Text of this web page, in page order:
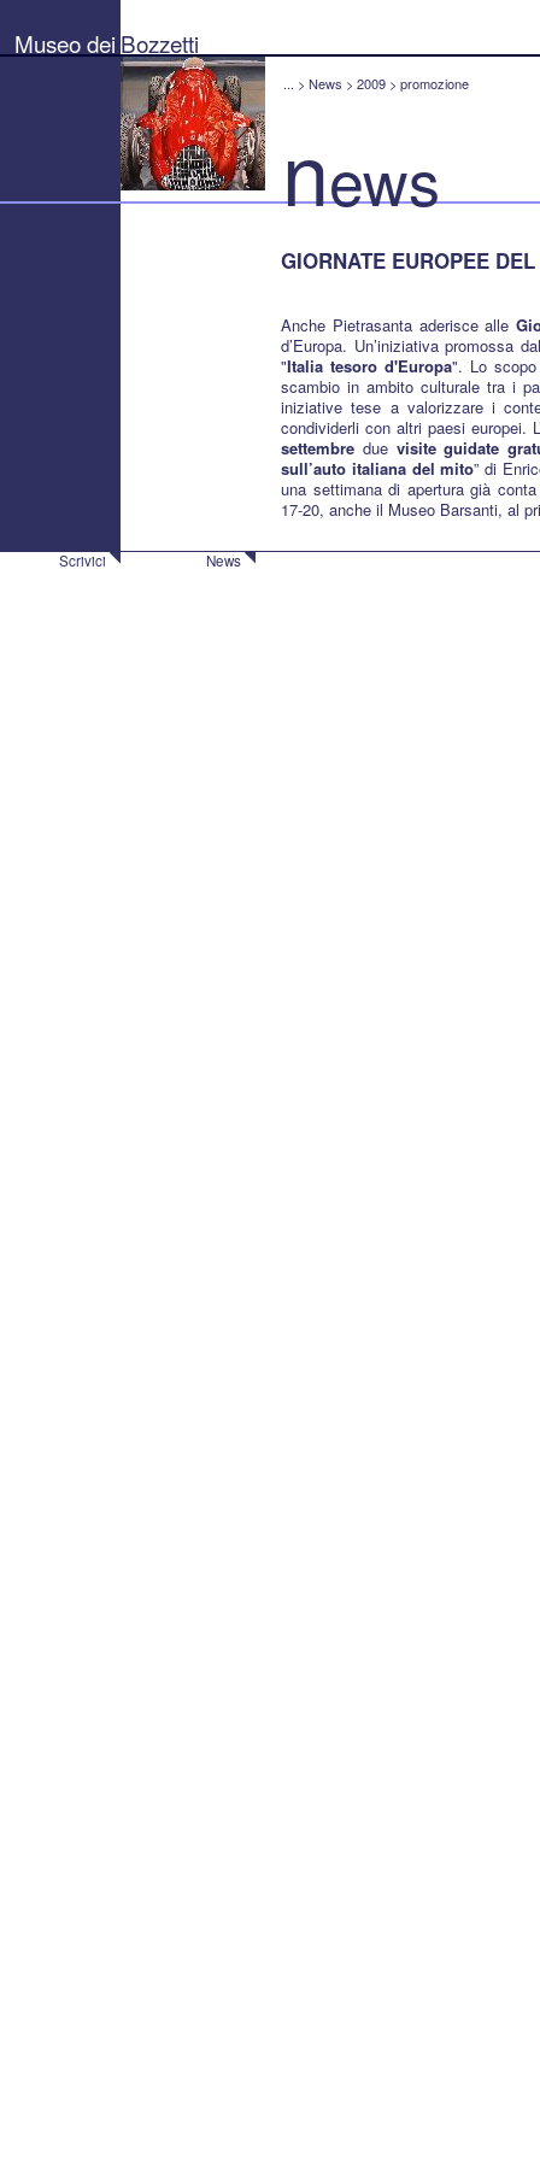
Bozzetti
"Pierluigi
Museo dei Bozzetti
... > News > 2009 > promozione
news
GIORNATE EUROPEE
Anche Pietrasanta aderisce alle
d’Europa. Un’iniziativa promossa
"Italia tesoro d'Europa". Lo
scambio in ambito culturale tra i
iniziative tese a valorizzare i
condividerli con altri paesi europei.
settembre due visite guidate
sull’auto italiana del mito” di
una settimana di apertura già
17-20, anche il Museo Barsanti, al
Scrivici News